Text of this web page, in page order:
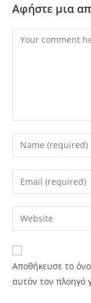
Αφήστε μια
Αποθήκευσε το
αυτόν τον πλοηγό